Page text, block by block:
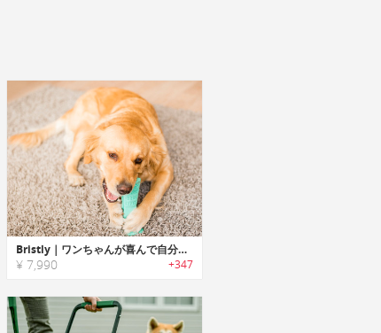
Bristly｜ワンちゃんが喜んで自分から歯磨きする犬用歯ブラシ「ブリストリー」
¥ 7,990 +347